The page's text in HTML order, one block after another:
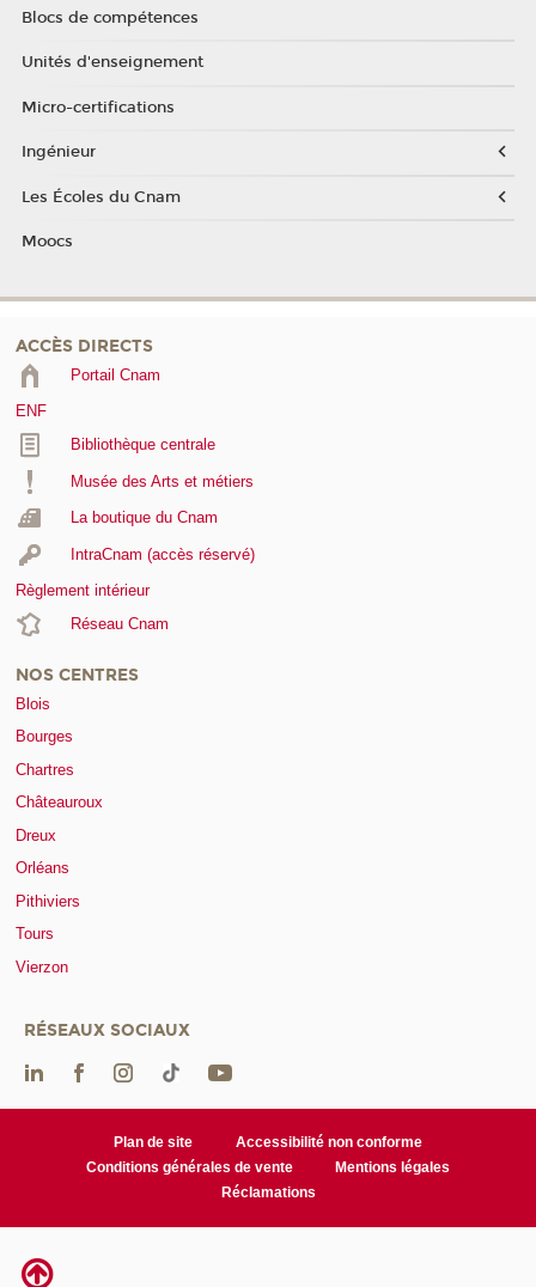
Blocs de compétences
Unités d'enseignement
Micro-certifications
Ingénieur
Les Écoles du Cnam
Moocs
ACCÈS DIRECTS
Portail Cnam
ENF
Bibliothèque centrale
Musée des Arts et métiers
La boutique du Cnam
IntraCnam (accès réservé)
Règlement intérieur
Réseau Cnam
NOS CENTRES
Blois
Bourges
Chartres
Châteauroux
Dreux
Orléans
Pithiviers
Tours
Vierzon
RÉSEAUX SOCIAUX
Plan de site
Accessibilité non conforme
Conditions générales de vente
Mentions légales
Réclamations